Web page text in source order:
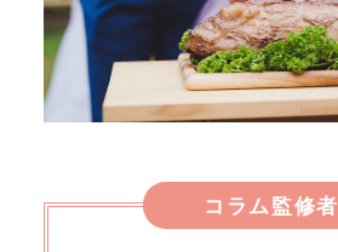
コラム監修者